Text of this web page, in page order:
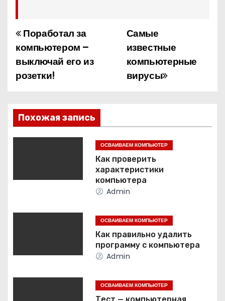
Н
а
в
г
а
и
Самые
известные
компьютерные
вирусы
Поработал за
компьютером –
выключай его из
розетки!
Похожая запись
ОСВАИВАЕМ КОМПЬЮТЕР
Как проверить
характеристики
компьютера
Admin
ОСВАИВАЕМ КОМПЬЮТЕР
Как правильно удалить
программу с компьютера
Admin
ОСВАИВАЕМ КОМПЬЮТЕР